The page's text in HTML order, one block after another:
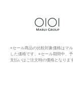
※セール商品の比較対象価格はマ
した価格です。※セール期間中、
支払いはご注文時の価格となりま